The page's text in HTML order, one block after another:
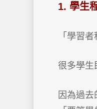
1. 學生
「學習
很多學生
因為過